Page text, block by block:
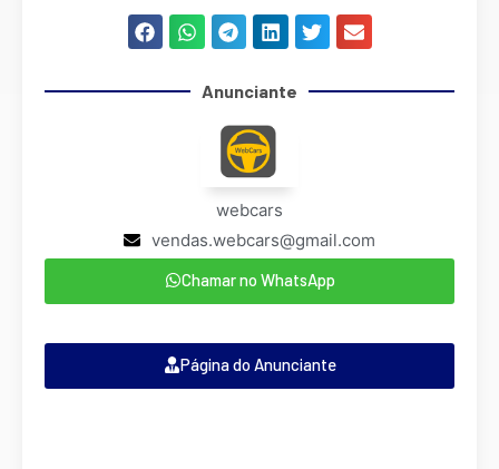
Anunciante
webcars
vendas.webcars@gmail.com
Chamar no WhatsApp
Página do Anunciante